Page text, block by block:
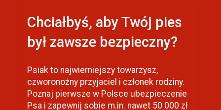
Chciałbyś, aby Twój pies
był zawsze bezpieczny?
Psiak to najwierniejszy towarzysz,
czworonożny przyjaciel i członek rodziny.
Poznaj pierwsze w Polsce ubezpieczenie
Psa i zapewnij sobie m.in. nawet 50 000 zł